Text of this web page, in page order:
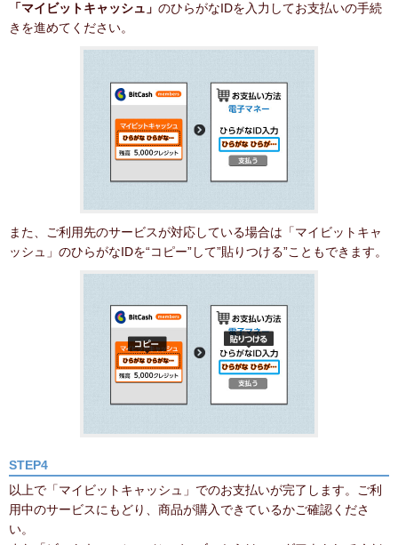
「マイビットキャッシュ」 のひらがなIDを入力してお支払いの手続
きを進めてください。
また、ご利用先のサービスが対応している場合は「マイビットキャ
ッシュ」のひらがなIDを“コピー”して”貼りつける”こともできます。
STEP4
以上で「マイビットキャッシュ」でのお支払いが完了します。ご利
用中のサービスにもどり、商品が購入できているかご確認くださ
い。